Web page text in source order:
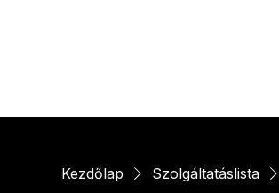
Kezdőlap Szolgáltatáslista